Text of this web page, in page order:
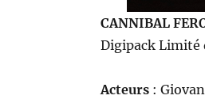
CANNIBAL
Digipack Limité
Acteurs: